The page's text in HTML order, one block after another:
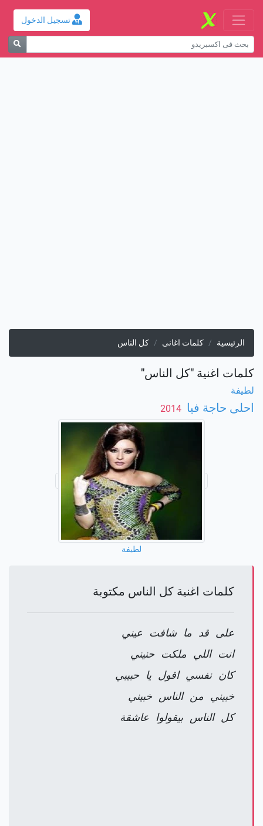
تسجيل الدخول
الرئيسية كلمات اغانى كل الناس
كلمات اغنية "كل الناس"
لطيفة
احلى حاجة فيا
لطيفة
كلمات اغنية كل الناس مكتوبة
على قد ما شافت عيني
انت اللي ملكت حنيني
كان نفسي اقول يا حبيبي
خبيني من الناس خبيني
كل الناس بيقولوا عاشقة